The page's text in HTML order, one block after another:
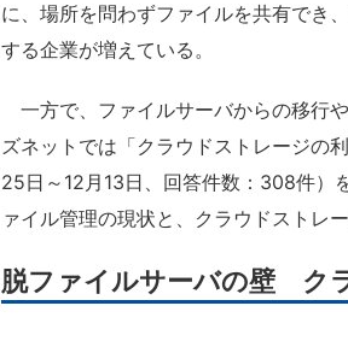
に、場所を問わずファイルを共有でき
する企業が増えている。
一方で、ファイルサーバからの移行
ズネットでは「クラウドストレージの
25日～12月13日、回答件数：308件）
ァイル管理の現状と、クラウドストレ
脱ファイルサーバの壁 ク